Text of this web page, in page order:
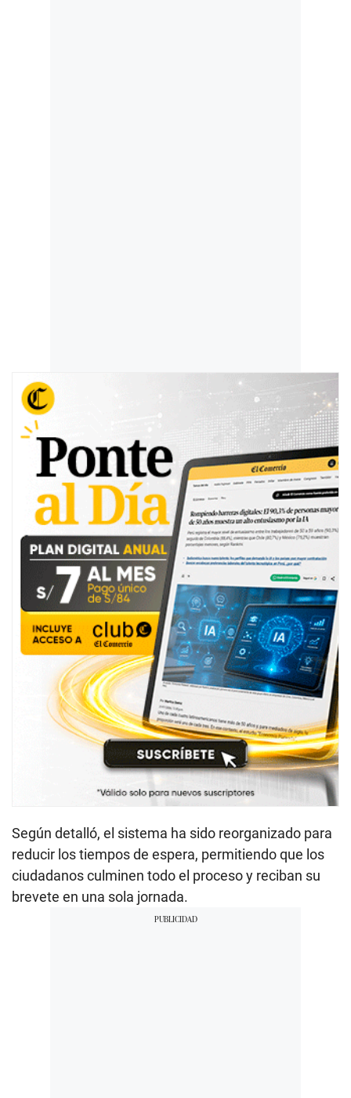
Según detalló, el sistema ha sido reorganizado para
reducir los tiempos de espera, permitiendo que los
ciudadanos culminen todo el proceso y reciban su
brevete en una sola jornada.